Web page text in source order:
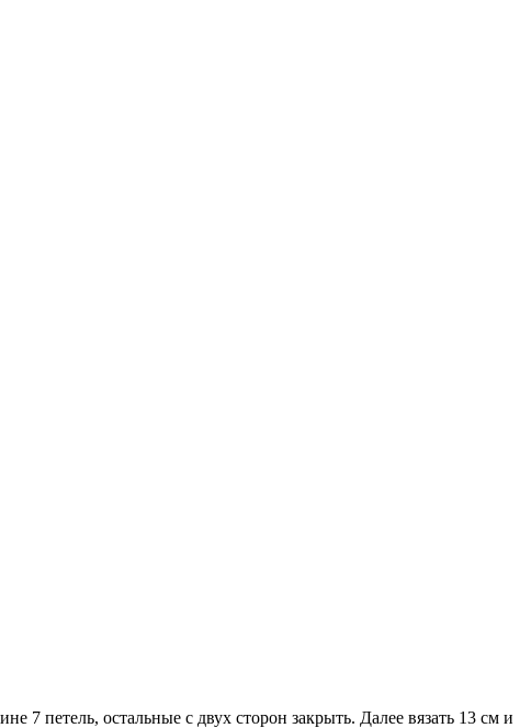
7 петель, остальные с двух сторон закрыть. Далее вязать 13 см и